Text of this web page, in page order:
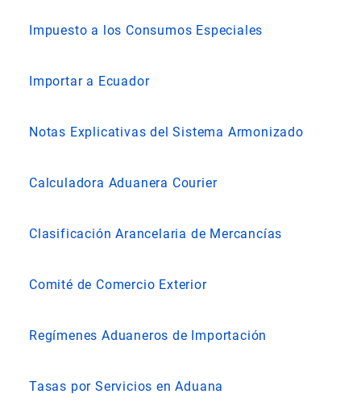
Impuesto a los Consumos Especiales
Importar a Ecuador
Notas Explicativas del Sistema Armonizado
Calculadora Aduanera Courier
Clasificación Arancelaria de Mercancías
Comité de Comercio Exterior
Regímenes Aduaneros de Importación
Tasas por Servicios en Aduana